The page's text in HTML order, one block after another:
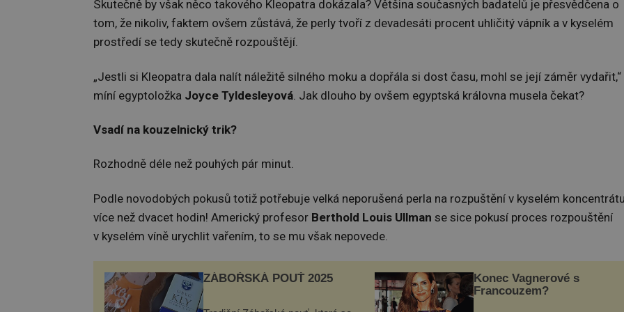
Skutečně by však něco takového Kleopatra dokázala? Většina současných badatelů je přesvědčena o
tom, že nikoliv, faktem ovšem zůstává, že perly tvoří z devadesáti procent uhličitý vápník a v kyselém
prostředí se tedy skutečně rozpouštějí.
„Jestli si Kleopatra dala nalít náležitě silného moku a dopřála si dost času, mohl se její záměr vydařit,“
míní egyptoložka Joyce Tyldesleyová . Jak dlouho by ovšem egyptská královna musela čekat?
Vsadí na kouzelnický trik?
Rozhodně déle než pouhých pár minut.
Podle novodobých pokusů totiž potřebuje velká neporušená perla na rozpuštění v kyselém koncentrátu
více než dvacet hodin! Americký profesor Berthold Louis Ullman se sice pokusí proces rozpouštění
v kyselém víně urychlit vařením, to se mu však nepovede.
ZÁBOŘSKÁ POUŤ 2025
Konec Vagnerové s
Francouzem?